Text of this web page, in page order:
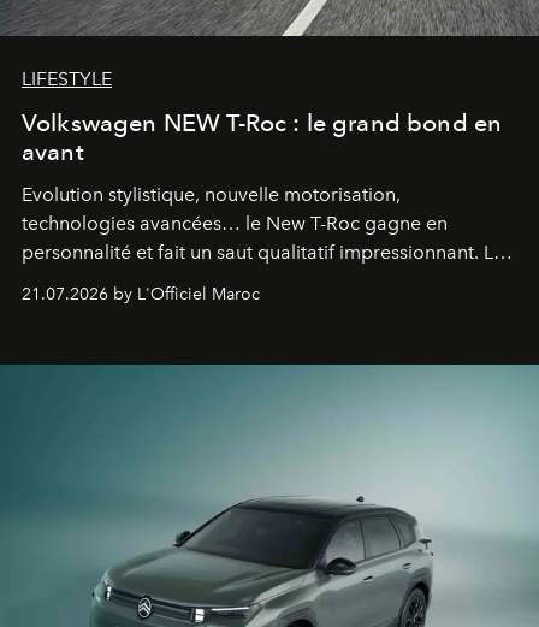
LIFESTYLE
Volkswagen NEW T-Roc : le grand bond en
avant
Evolution stylistique, nouvelle motorisation,
technologies avancées… le New T-Roc gagne en
personnalité et fait un saut qualitatif impressionnant. Le
constructeur allemand a revu en profondeur son SUV
fétiche pour le rendre plus premium. Et le pari semble
21.07.2026 by L'Officiel Maroc